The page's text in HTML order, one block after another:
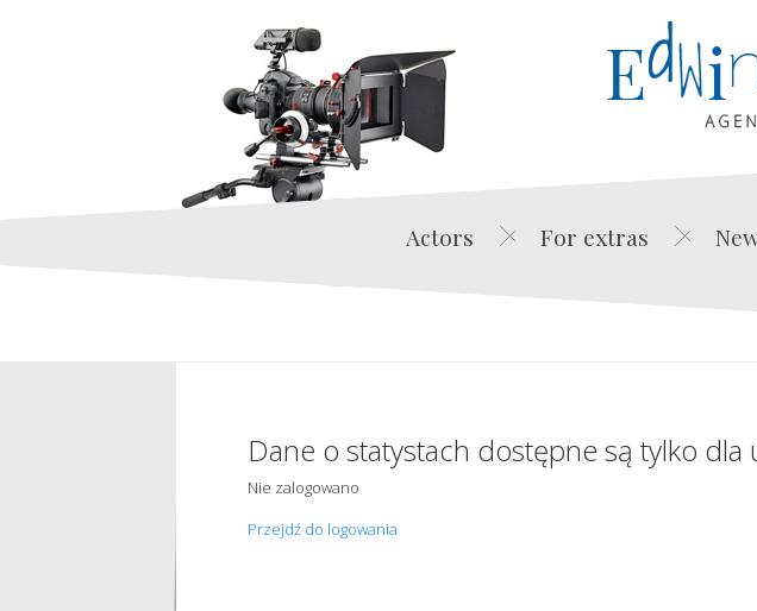
Actors For extras
Dane o statystach dostępne są tylko
Nie zalogowano
Przejdź do logowania